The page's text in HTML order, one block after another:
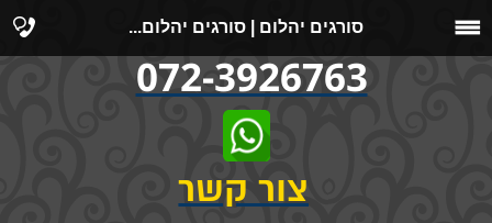
סורגים יהלום | סורגים יהלום...
072-3926763
צור קשר